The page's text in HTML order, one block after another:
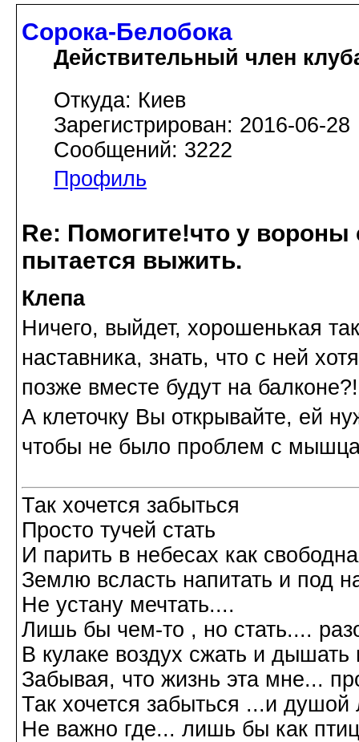
Сорока-Белобока
Действительный член
Откуда: Киев
Зарегистрирован: 2016-06-28
Сообщений: 3222
Профиль
Re: Помогите!что у
пытается выжить.
Клепа
Ничего, выйдет, хорошенькая
наставника, знать, что с ней
позже вместе будут на балконе?!
А клеточку Вы открывайте, ей
чтобы не было проблем с
Так хочется забыться
Просто тучей стать
И парить в небесах как
Землю всласть напитать и под
Не устану мечтать....
Лишь бы чем-то , но стать....
В кулаке воздух сжать и
Забывая, что жизнь эта мне...
Так хочется забыться ...и душой
Не важно где... лишь бы как